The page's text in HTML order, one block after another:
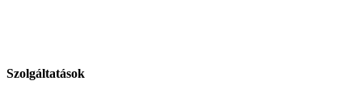
Szolgáltatások